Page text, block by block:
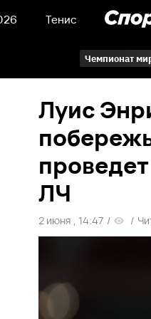
Тенис
Чемпионат
Луис
ЛЧ
2 июня , 14:47 / /